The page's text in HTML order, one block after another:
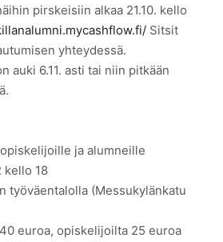
pirskeisiin alkaa 21.10. kello
Sitsit
yhteydessä.
auki 6.11. asti tai niin pitkään
ja alumneille
kello 18
työväentalolla (Messukylänkatu
euroa, opiskelijoilta 25 euroa